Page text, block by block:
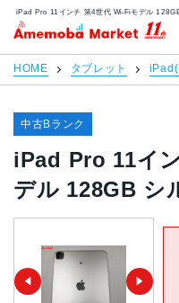
アメモバマーケット
HOME タブレット
中古Bランク
iPad Pro 11イ
デル 128GB シ